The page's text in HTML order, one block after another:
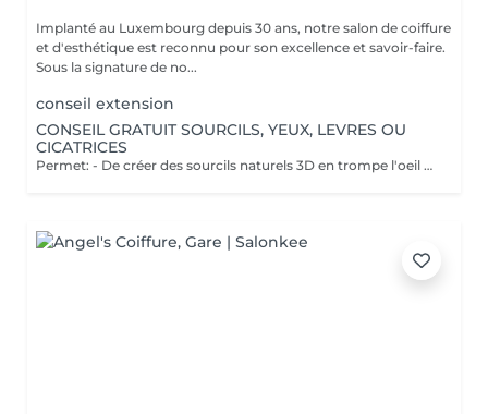
Implanté au Luxembourg depuis 30 ans, notre salon de coiffure
et d'esthétique est reconnu pour son excellence et savoir-faire.
Sous la signature de no...
conseil extension
CONSEIL GRATUIT SOURCILS, YEUX, LEVRES OU
CICATRICES
Permet: - De créer des sourcils naturels 3D en trompe l'oeil en poils pour parfaire une ligne déjà existante en effet poudré. - De définir et volumiser vos lèvres dans des teintes nuées ou donner un effet légèrement maquillé. - Pour les yeux vous pouvez opter pour un trait fin au ras des cils pour un résultat discret ou un liner poudré pour un effet raffiné. Il est également possible de corriger des cicatrices. Notre esthéticienne Elodie pratique la micropigmentation digitale à ne pas confondre avec le microblading ( lame manuelle ) depuis plus de 10 ans. Pas d'effets tatouage, pas de pigments qui virent, pas de cicatrices. Cette méthode ne crée pas de cicatrices et permet d'insérer le pigment de manière douce dans la peau. Les pigments utilisés ne virent pas dans le temps et Elodie vous promet un résultat raffiné et non un effet marqué style "tatouage". Nous vous proposons un rendez-vous conseil gratuit afin de visualiser l'effet avec du maquillage et d'obtenir les réponses à vos questions.